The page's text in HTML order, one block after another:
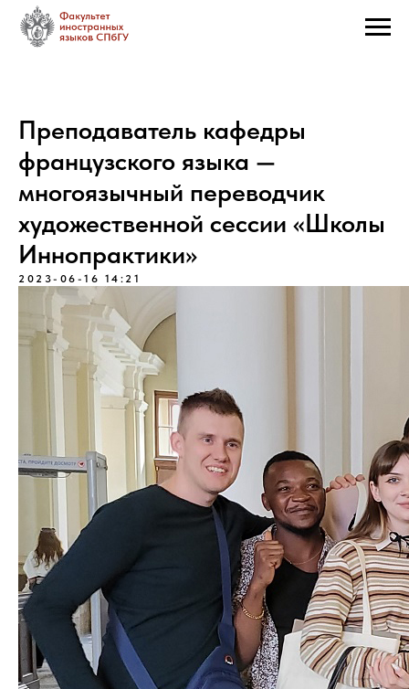
Преподаватель кафедры
французского языка —
многоязычный переводчик
художественной сессии «Школы
Иннопрактики»
2023-06-16 14:21